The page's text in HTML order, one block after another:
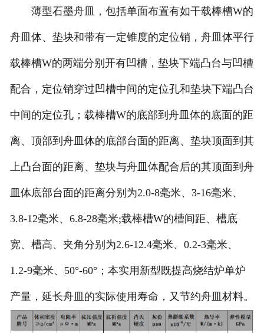
薄型石墨舟皿，包括单面布置有如干载棒槽W的
舟皿体、垫块和带有一定锥度的定位销，舟皿体平行
载棒槽W的两端分别开有凹槽，垫块下端凸台与凹槽
配合，定位销穿过凹槽中间的定位孔和垫块下端凸台
中间的定位孔；载棒槽W的底部到舟皿体的底面的距
离、顶部到舟皿体的底部台面的距离、垫块顶面到其
上凸台面的距离、垫块与舟皿体配合后的其顶面到舟
皿体底部台面的距离分别为2.0-8毫米、3-16毫米、
3.8-12毫米、6.8-28毫米;载棒槽W的槽间距、槽底
宽、槽高、夹角分别为2.6-12.4毫米、0.2-3毫米、
1.2-9毫米、50°-60°；本实用新型既提高烧结炉单炉
产量，延长舟皿的实际使用寿命，又节约舟皿材料。